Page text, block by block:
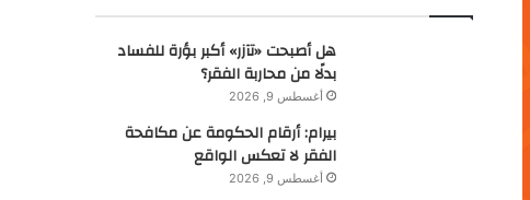
هل أصبحت «تآزر» أكبر بؤرة للفساد
بدلًا من محاربة الفقر؟
أغسطس 9, 2026
بيرام: أرقام الحكومة عن مكافحة
الفقر لا تعكس الواقع
أغسطس 9, 2026